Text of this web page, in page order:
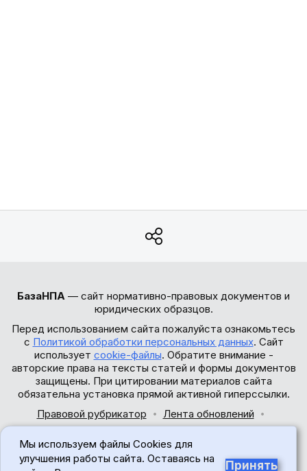
БазаНПА — сайт нормативно-правовых документов и
юридических образцов.
Перед использованием сайта пожалуйста ознакомьтесь
с Политикой обработки персональных данных. Сайт
использует cookie-файлы. Обратите внимание -
авторские права на тексты статей и формы документов
защищены. При цитировании материалов сайта
обязательна установка прямой активной гиперссылки.
Правовой рубрикатор
Лента обновлений
© 2017-2026
Мы используем файлы Cookies для
улучшения работы сайта. Оставаясь на
Принять